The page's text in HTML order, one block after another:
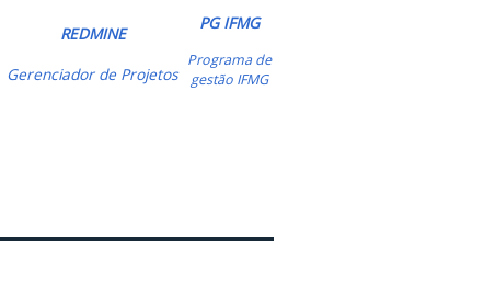
REDMINE
Gerenciador de Projetos
PG IFMG
Programa de
gestão IFMG